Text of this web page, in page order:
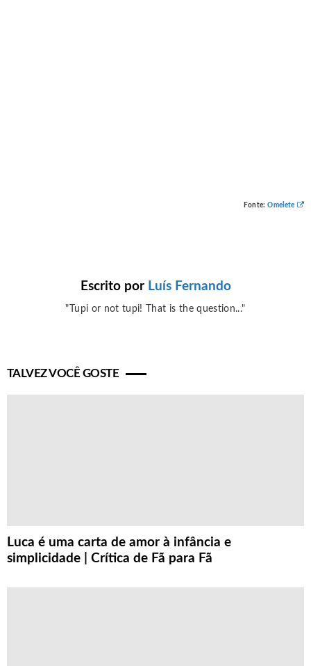
Fonte: Omelete
Escrito por Luís Fernando
"Tupi or not tupi! That is the question..."
TALVEZ VOCÊ GOSTE
Luca é uma carta de amor à infância e
simplicidade | Crítica de Fã para Fã